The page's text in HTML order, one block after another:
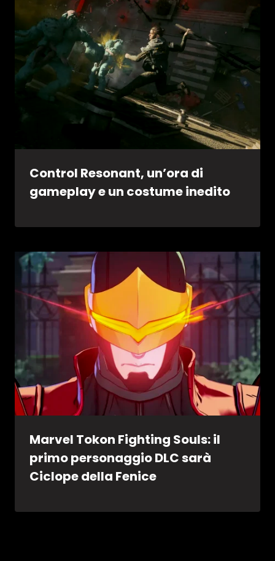
Control Resonant, un’ora di
gameplay e un costume inedito
Marvel Tokon Fighting Souls: il
primo personaggio DLC sarà
Ciclope della Fenice